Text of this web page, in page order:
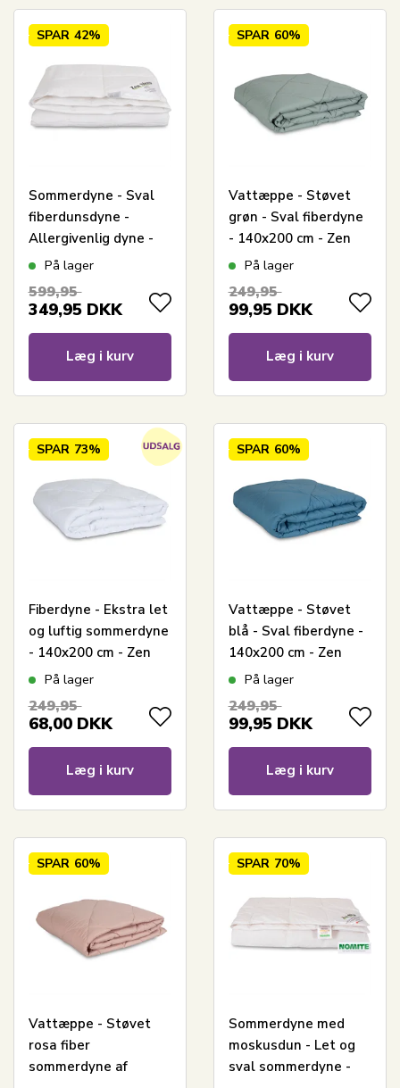
SPAR 42%
Sommerdyne - Sval
fiberdunsdyne -
Allergivenlig dyne -
140x200 cm - Zen
På lager
599,95
349,95 DKK
Læg i kurv
SPAR 60%
Vattæppe - Støvet
grøn - Sval fiberdyne
- 140x200 cm - Zen
Sleep sommerdyne
På lager
249,95
99,95 DKK
Læg i kurv
SPAR 73%
Fiberdyne - Ekstra let
og luftig sommerdyne
- 140x200 cm - Zen
Sleep
På lager
249,95
68,00 DKK
Læg i kurv
SPAR 60%
Vattæppe - Støvet
blå - Sval fiberdyne -
140x200 cm - Zen
Sleep sommerdyne
På lager
249,95
99,95 DKK
Læg i kurv
SPAR 60%
Vattæppe - Støvet
rosa fiber
sommerdyne af
SPAR 70%
Sommerdyne med
moskusdun - Let og
sval sommerdyne -